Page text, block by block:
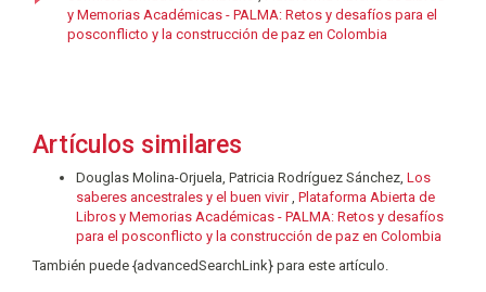
y Memorias Académicas - PALMA: Retos y desafíos para el
posconflicto y la construcción de paz en Colombia
Artículos similares
Douglas Molina-Orjuela, Patricia Rodríguez Sánchez, Los
saberes ancestrales y el buen vivir, Plataforma Abierta de
Libros y Memorias Académicas - PALMA: Retos y desafíos
para el posconflicto y la construcción de paz en Colombia
También puede {advancedSearchLink} para este artículo.